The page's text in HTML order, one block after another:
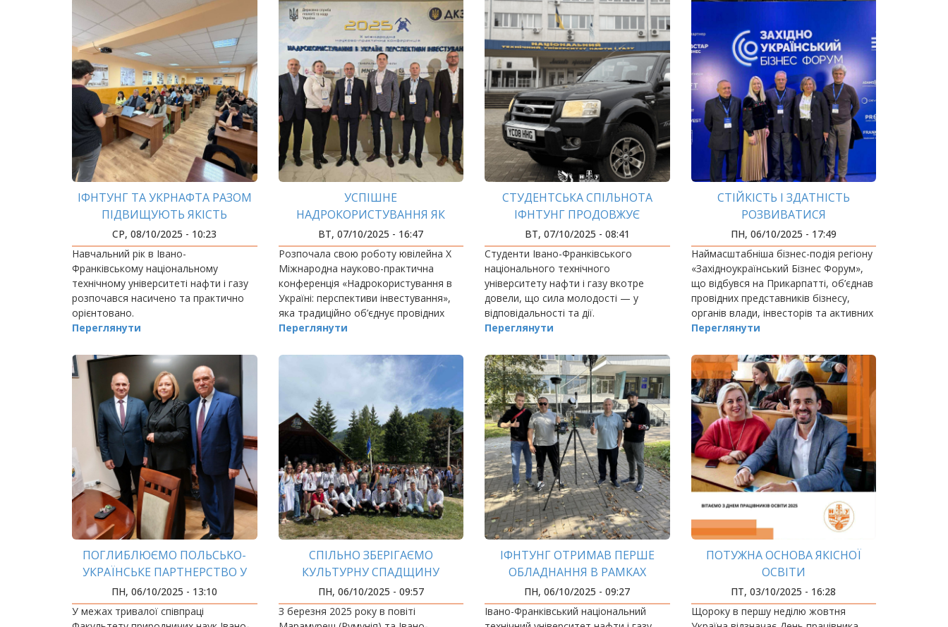
ІФНТУНГ ТА УКРНАФТА РАЗОМ
ПІДВИЩУЮТЬ ЯКІСТЬ
ПІДГОТОВКИ ФАХІВЦІВ
СР, 08/10/2025 - 10:23
Навчальний рік в Івано-
Франківському національному
технічному університеті нафти і газу
розпочався насичено та практично
орієнтовано.
Переглянути
УСПІШНЕ
НАДРОКОРИСТУВАННЯ ЯК
ВИКЛИК НАЦІОНАЛЬНОГО
МАСШТАБУ
ВТ, 07/10/2025 - 16:47
Розпочала свою роботу ювілейна Х
Міжнародна науково-практична
конференція «Надрокористування в
Україні: перспективи інвестування»,
яка традиційно об’єднує провідних
фахівців галузі, науковців,
бізнесу для…
Переглянути
СТУДЕНТСЬКА СПІЛЬНОТА
ІФНТУНГ ПРОДОВЖУЄ
ПІДТРИМУВАТИ ЗСУ
ВТ, 07/10/2025 - 08:41
Студенти Івано-Франківського
національного технічного
університету нафти і газу вкотре
довели, що сила молодості — у
відповідальності та дії.
Переглянути
СТІЙКІСТЬ І ЗДАТНІСТЬ
РОЗВИВАТИСЯ
ПН, 06/10/2025 - 17:49
Наймасштабніша бізнес-подія регіону
«Західноукраїнський Бізнес Форум»,
що відбувся на Прикарпатті, об’єднав
провідних представників бізнесу,
органів влади, інвесторів та активних
громадян для обговорення
тенденцій,…
Переглянути
ПОГЛИБЛЮЄМО ПОЛЬСЬКО-
УКРАЇНСЬКЕ ПАРТНЕРСТВО У
СФЕРІ ОСВІТИ ТА НАУКИ
ПН, 06/10/2025 - 13:10
У межах тривалої співпраці
СПІЛЬНО ЗБЕРІГАЄМО
КУЛЬТУРНУ СПАДЩИНУ
ПН, 06/10/2025 - 09:57
З березня 2025 року в повіті
ІФНТУНГ ОТРИМАВ ПЕРШЕ
ОБЛАДНАННЯ В РАМКАХ
ПРОЄКТУ UIHERP
ПН, 06/10/2025 - 09:27
Івано-Франківський національний
ПОТУЖНА ОСНОВА ЯКІСНОЇ
ОСВІТИ
ПТ, 03/10/2025 - 16:28
Щороку в першу неділю жовтня